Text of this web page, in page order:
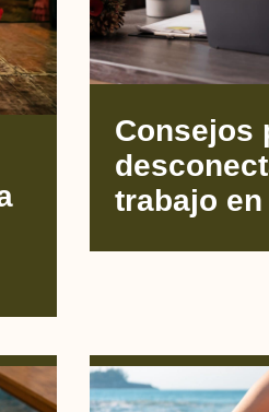
Consejos
trabajo en